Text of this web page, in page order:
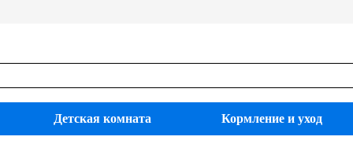
Детская комната Кормление и уход